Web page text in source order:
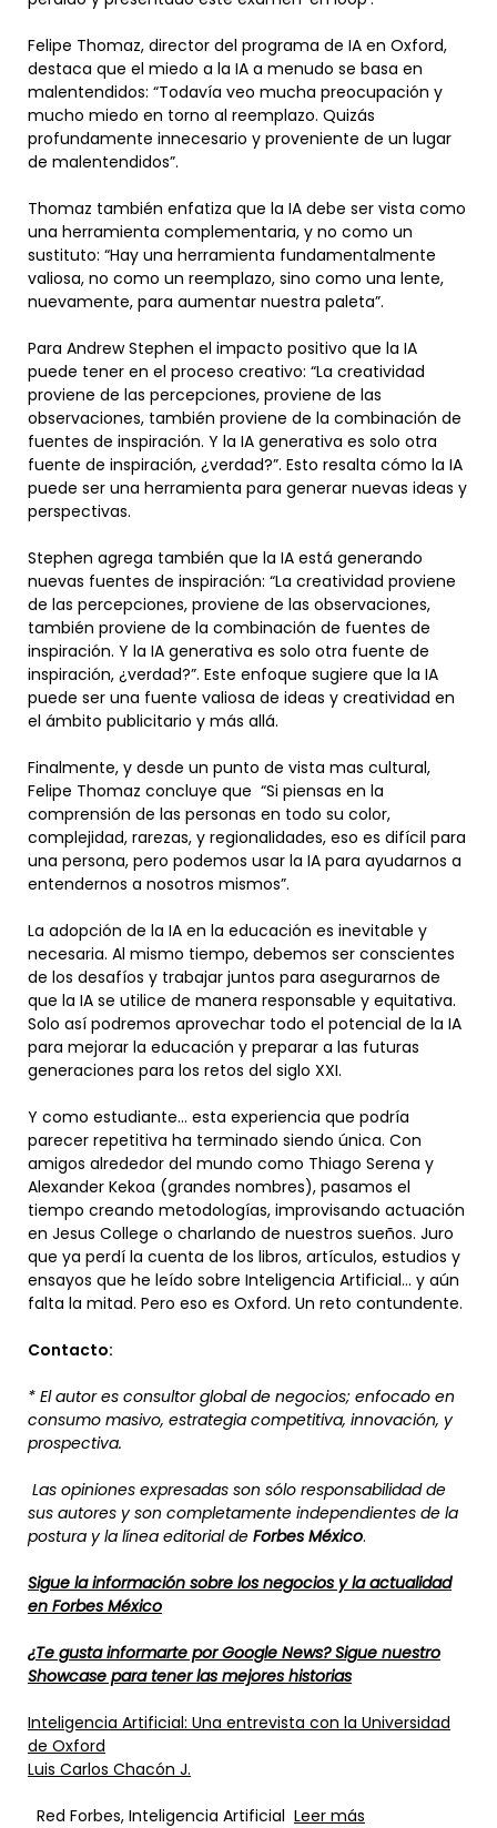
Felipe Thomaz, director del programa de IA en Oxford,
destaca que el miedo a la IA a menudo se basa en
malentendidos: “Todavía veo mucha preocupación y
mucho miedo en torno al reemplazo. Quizás
profundamente innecesario y proveniente de un lugar
de malentendidos”.
Thomaz también enfatiza que la IA debe ser vista como
una herramienta complementaria, y no como un
sustituto: “Hay una herramienta fundamentalmente
valiosa, no como un reemplazo, sino como una lente,
nuevamente, para aumentar nuestra paleta”.
Para Andrew Stephen el impacto positivo que la IA
puede tener en el proceso creativo: “La creatividad
proviene de las percepciones, proviene de las
observaciones, también proviene de la combinación de
fuentes de inspiración. Y la IA generativa es solo otra
fuente de inspiración, ¿verdad?”. Esto resalta cómo la IA
puede ser una herramienta para generar nuevas ideas y
perspectivas.
Stephen agrega también que la IA está generando
nuevas fuentes de inspiración: “La creatividad proviene
de las percepciones, proviene de las observaciones,
también proviene de la combinación de fuentes de
inspiración. Y la IA generativa es solo otra fuente de
inspiración, ¿verdad?”. Este enfoque sugiere que la IA
puede ser una fuente valiosa de ideas y creatividad en
el ámbito publicitario y más allá.
Finalmente, y desde un punto de vista mas cultural,
Felipe Thomaz concluye que “Si piensas en la
comprensión de las personas en todo su color,
complejidad, rarezas, y regionalidades, eso es difícil para
una persona, pero podemos usar la IA para ayudarnos a
entendernos a nosotros mismos”.
La adopción de la IA en la educación es inevitable y
necesaria. Al mismo tiempo, debemos ser conscientes
de los desafíos y trabajar juntos para asegurarnos de
que la IA se utilice de manera responsable y equitativa.
Solo así podremos aprovechar todo el potencial de la IA
para mejorar la educación y preparar a las futuras
generaciones para los retos del siglo XXI.
Y como estudiante… esta experiencia que podría
parecer repetitiva ha terminado siendo única. Con
amigos alrededor del mundo como Thiago Serena y
Alexander Kekoa (grandes nombres), pasamos el
tiempo creando metodologías, improvisando actuación
en Jesus College o charlando de nuestros sueños. Juro
que ya perdí la cuenta de los libros, artículos, estudios y
ensayos que he leído sobre Inteligencia Artificial… y aún
falta la mitad. Pero eso es Oxford. Un reto contundente.
Contacto:
* El autor es consultor global de negocios; enfocado en
consumo masivo, estrategia competitiva, innovación, y
prospectiva.
Las opiniones expresadas son sólo responsabilidad de
sus autores y son completamente independientes de la
postura y la línea editorial de Forbes México.
Sigue la información sobre los negocios y la actualidad
en Forbes México
¿Te gusta informarte por Google News? Sigue nuestro
Showcase para tener las mejores historias
Inteligencia Artificial: Una entrevista con la Universidad
de Oxford
Luis Carlos Chacón J.
Red Forbes, Inteligencia Artificial Leer más